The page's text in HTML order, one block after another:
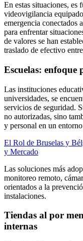
En estas situaciones, es
videovigilancia
emergencia conectados
para enfrentar
de valores se han
traslado de efectivo
Escuelas: enfoque
Las instituciones
universidades, se
servicios de seguridad.
no autorizadas, sino
y personal en un
El Rol de Bruselas y
y Mercado
Las soluciones más
monitoreo remoto,
orientados a la
instalaciones.
Tiendas al por
internas